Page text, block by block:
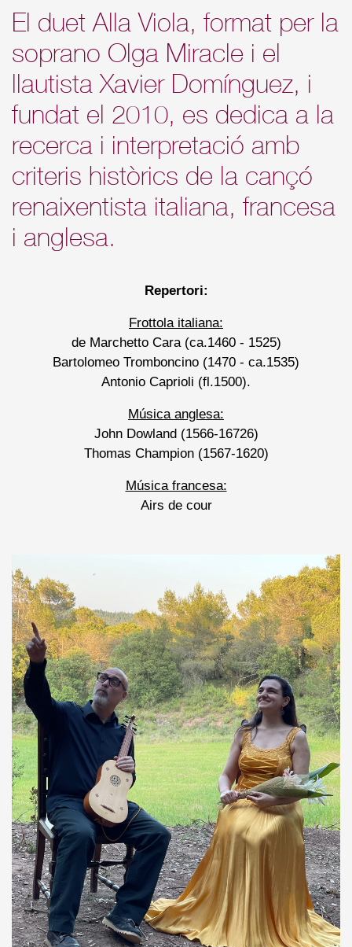
El duet Alla Viola, format per la
soprano Olga Miracle i el
llautista Xavier Domínguez, i
fundat el 2010, es dedica a la
recerca i interpretació amb
criteris històrics de la cançó
renaixentista italiana, francesa
i anglesa.
Repertori:
Frottola italiana:
de Marchetto Cara (ca.1460 - 1525)
Bartolomeo Tromboncino (1470 - ca.1535)
Antonio Caprioli (fl.1500).
Música anglesa:
John Dowland (1566-16726)
Thomas Champion (1567-1620)
Música francesa:
Airs de cour